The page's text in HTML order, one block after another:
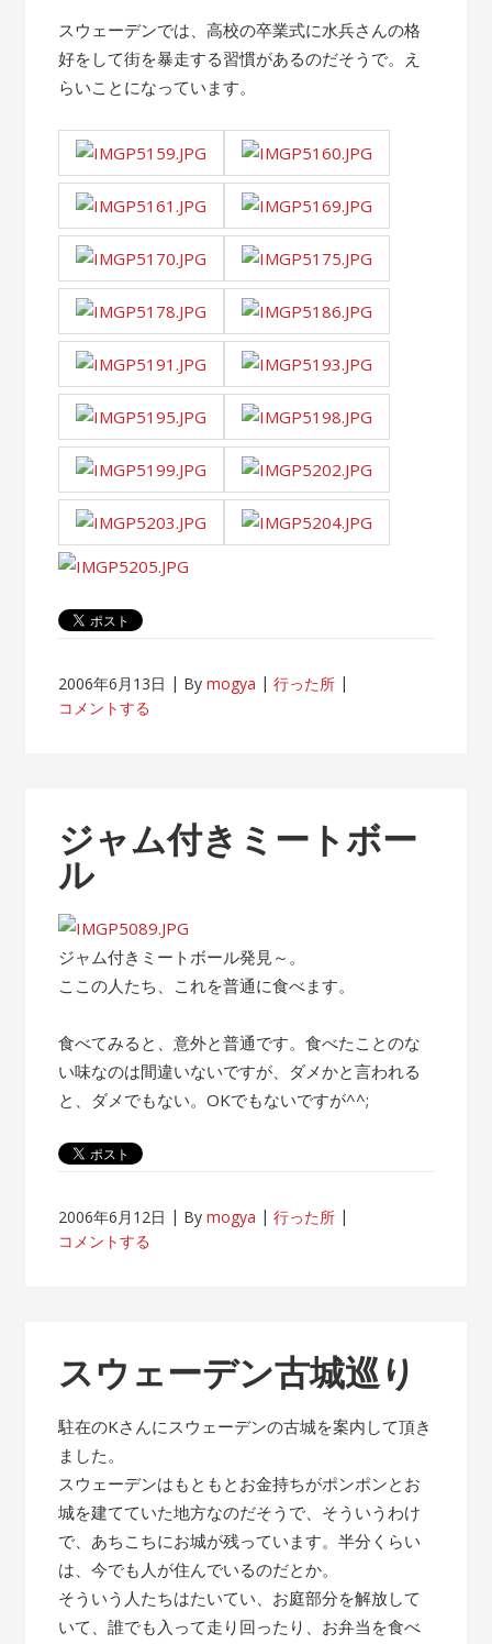
スウェーデンでは、高校の卒業式に水兵さんの格
好をして街を暴走する習慣があるのだそうで。え
らいことになっています。
2006年6月13日 Bymogya
行った所
コメントする
ジャム付きミートボー
ル
ジャム付きミートボール発見～。
ここの人たち、これを普通に食べます。
食べてみると、意外と普通です。食べたことのな
い味なのは間違いないですが、ダメかと言われる
と、ダメでもない。OKでもないですが^^;
2006年6月12日 Bymogya
行った所
コメントする
スウェーデン古城巡り
駐在のKさんにスウェーデンの古城を案内して頂き
ました。
スウェーデンはもともとお金持ちがポンポンとお
城を建てていた地方なのだそうで、そういうわけ
で、あちこちにお城が残っています。半分くらい
は、今でも人が住んでいるのだとか。
そういう人たちはたいてい、お庭部分を解放して
いて、誰でも入って走り回ったり、お弁当を食べ